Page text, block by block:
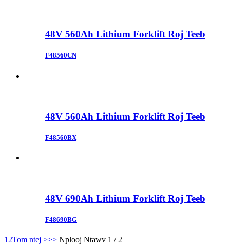
48V 560Ah Lithium Forklift Roj Teeb
F48560CN
48V 560Ah Lithium Forklift Roj Teeb
F48560BX
48V 690Ah Lithium Forklift Roj Teeb
F48690BG
1 2Tom ntej >>> Nplooj Ntawv 1 / 2